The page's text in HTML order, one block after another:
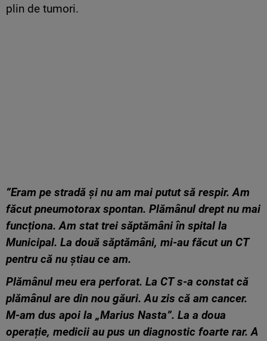
plin de tumori.
”Eram pe stradă și nu am mai putut să respir. Am
făcut pneumotorax spontan. Plămânul drept nu mai
funcționa. Am stat trei săptămâni în spital la
Municipal. La două săptămâni, mi-au făcut un CT
pentru că nu știau ce am.
Plămânul meu era perforat. La CT s-a constat că
plămânul are din nou găuri. Au zis că am cancer.
M-am dus apoi la „Marius Nasta”. La a doua
operație, medicii au pus un diagnostic foarte rar. A